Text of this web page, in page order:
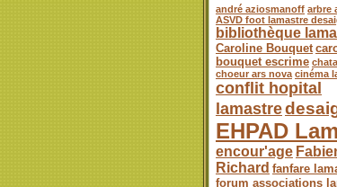
andré aziosmanoff arbre
ASVD foot lamastre
bibliothèque
Caroline Bouquet
bouquet escrime
choeur ars nova cinéma
conflit hopital
lamastre
EHPAD
encour'age
Richard fanfare
forum associations